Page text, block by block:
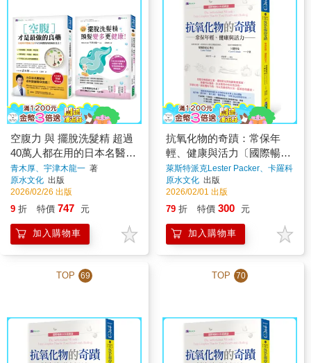
空腹力 與 擺脫洗髮精 超過
40萬人都在用的日本名醫養
生法套書(共2本)
青木厚、宇津木龍一 著
原水文化 出版
2026/02/26 出版
9 折 特價 747 元
加入購物車
抗氧化物的奇蹟：常保年
輕、健康與活力〔國際暢銷
25年經典版〕
萊斯特派克Lester Packer、卡羅科
曼Carol Colman
原水文化 出版
2026/02/01 出版
79 折 特價 300 元
加入購物車
TOP 69 TOP 70